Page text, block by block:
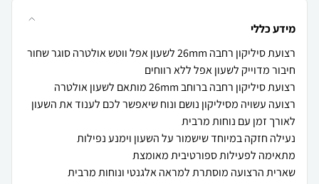
מידע כללי
רצועה עשויה מסיליקון נושם ונוח שיאפשר לכם לענוד את השעון